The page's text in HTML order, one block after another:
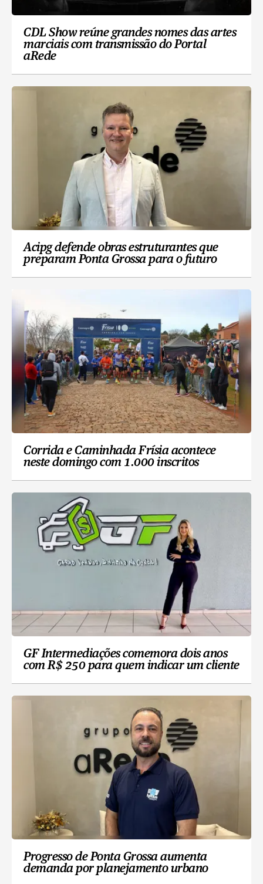
CDL Show reúne grandes nomes das artes
marciais com transmissão do Portal
aRede
Acipg defende obras estruturantes que
preparam Ponta Grossa para o futuro
Corrida e Caminhada Frísia acontece
neste domingo com 1.000 inscritos
GF Intermediações comemora dois anos
com R$ 250 para quem indicar um cliente
Progresso de Ponta Grossa aumenta
demanda por planejamento urbano